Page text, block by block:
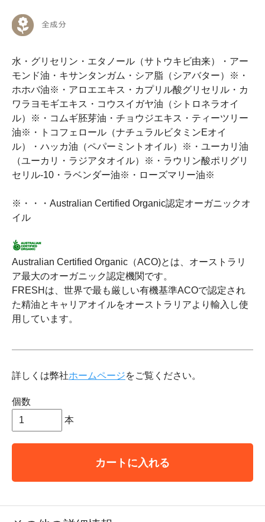
水・グリセリン・エタノール（サトウキビ由来）・アー
モンド油・キサンタンガム・シア脂（シアバター）※・
ホホバ油※・アロエエキス・カプリル酸グリセリル・カ
ワラヨモギエキス・コウスイガヤ油（シトロネラオイ
ル）※・コムギ胚芽油・チョウジエキス・ティーツリー
油※・トコフェロール（ナチュラルビタミンEオイ
ル）・ハッカ油（ペパーミントオイル）※・ユーカリ油
（ユーカリ・ラジアタオイル）※・ラウリン酸ポリグリ
セリル-10・ラベンダー油※・ローズマリー油※
※・・・Australian Certified Organic認定オーガニックオ
イル
Australian Certified Organic（ACO)とは、オーストラリ
ア最大のオーガニック認定機関です。
FRESHは、世界で最も厳しい有機基準ACOで認定され
た精油とキャリアオイルをオーストラリアより輸入し使
用しています。
詳しくは弊社ホームページをご覧ください。
個数
本
カートに入れる